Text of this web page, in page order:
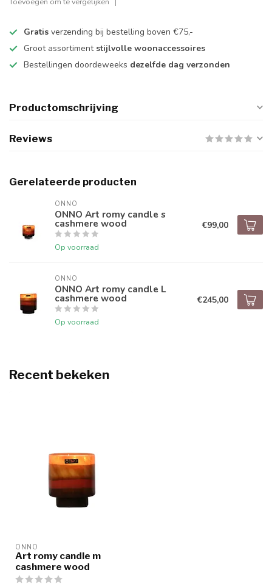
Gratis verzending bij bestelling boven €75,-
Groot assortiment stijlvolle woonaccessoires
Bestellingen doordeweeks dezelfde dag verzonden
Productomschrijving
Reviews
Gerelateerde producten
ONNO
ONNO Art romy candle s
cashmere wood
Op voorraad
€99,00
ONNO
ONNO Art romy candle L
cashmere wood
Op voorraad
€245,00
Recent bekeken
ONNO
Art romy candle m
cashmere wood